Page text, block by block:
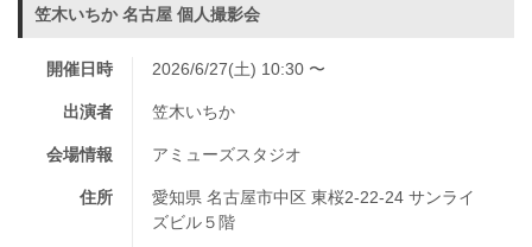
笠木いちか 名古屋 個人撮影会
開催日時 2026/6/27(土) 10:30 〜
出演者 笠木いちか
会場情報 アミューズスタジオ
住所
愛知県 名古屋市中区 東桜2-22-24 サンライ
ズビル５階